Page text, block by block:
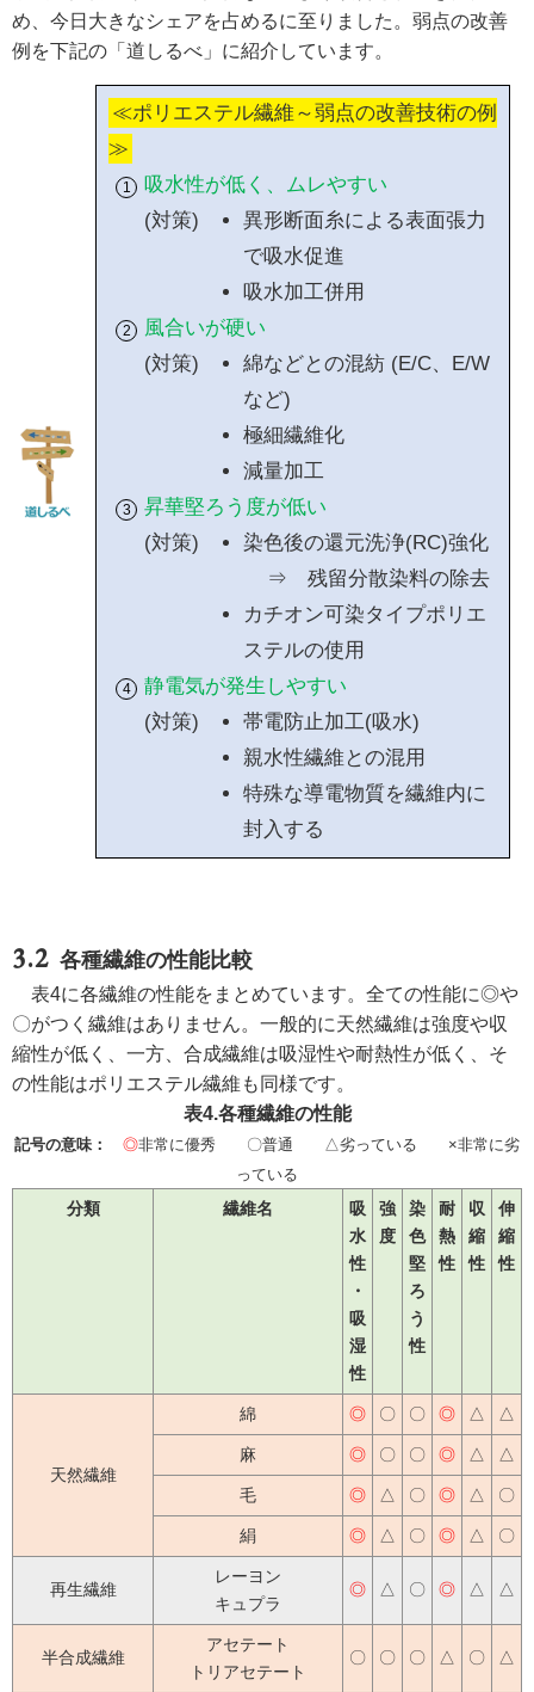
め、今日大きなシェアを占めるに至りました。弱点の改善
例を下記の「道しるべ」に紹介しています。
≪ポリエステル繊維～弱点の改善技術の例
≫
吸水性が低く、ムレやすい
(対策)
異形断面糸による表面張力
で吸水促進
吸水加工併用
風合いが硬い
(対策)
綿などとの混紡 (E/C、E/W
など)
極細繊維化
減量加工
昇華堅ろう度が低い
(対策)
染色後の還元洗浄(RC)強化
⇒ 残留分散染料の除去
カチオン可染タイプポリエ
ステルの使用
静電気が発生しやすい
(対策)
帯電防止加工(吸水)
親水性繊維との混用
特殊な導電物質を繊維内に
封入する
各種繊維の性能比較
表4に各繊維の性能をまとめています。全ての性能に◎や
〇がつく繊維はありません。一般的に天然繊維は強度や収
縮性が低く、一方、合成繊維は吸湿性や耐熱性が低く、そ
の性能はポリエステル繊維も同様です。
表4.各種繊維の性能
記号の意味： ◎非常に優秀 〇普通 △劣っている ×非常に劣
っている
分類 繊維名
吸
水
性
・
吸
湿
性
強
度
染
色
堅
ろ
う
性
耐
熱
性
収
縮
性
伸
縮
性
天然繊維
綿 ◎ 〇 〇 ◎ △ △
麻 ◎ 〇 〇 ◎ △ △
毛 ◎ △ 〇 ◎ △ 〇
絹 ◎ △ 〇 ◎ △ 〇
再生繊維
レーヨン
キュプラ
◎ △ 〇 ◎ △ △
半合成繊維
アセテート
トリアセテート
〇 〇 〇 △ 〇 △